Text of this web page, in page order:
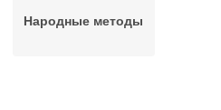
Народные методы